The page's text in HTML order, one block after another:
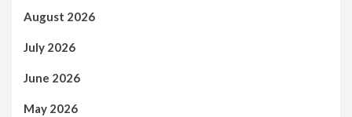
August 2026
July 2026
June 2026
May 2026